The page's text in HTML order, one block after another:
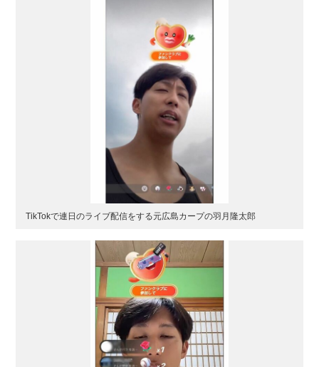
TikTokで連日のライブ配信をする元広島カープの羽月隆太郎